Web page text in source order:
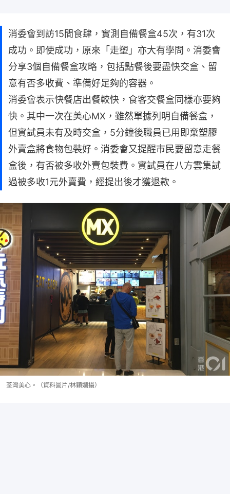
消委會到訪15間食肆，實測自備餐盒45次，有31次
成功。即使成功，原來「走塑」亦大有學問。消委會
分享3個自備餐盒攻略，包括點餐後要盡快交盒、留
意有否多收費、準備好足夠的容器。
消委會表示快餐店出餐較快，食客交餐盒同樣亦要夠
快。其中一次在美心MX，雖然單據列明自備餐盒，
但實試員未有及時交盒，5分鐘後職員已用即棄塑膠
外賣盒將食物包裝好。消委會又提醒市民要留意走餐
盒後，有否被多收外賣包裝費。實試員在八方雲集試
過被多收1元外賣費，經提出後才獲退款。
荃灣美心。（資料圖片/林穎嫺攝）